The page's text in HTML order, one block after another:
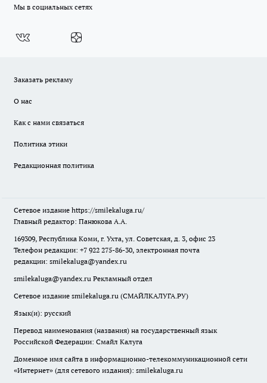
Мы в социальных сетях
Заказать рекламу
О нас
Как с нами связаться
Политика этики
Редакционная политика
Сетевое издание https://smilekaluga.ru/
Главный редактор: Панюкова А.А.
169309, Республика Коми, г. Ухта, ул. Советская, д. 3, офис 23
Телефон редакции: +7 922 275-86-30, электронная почта
редакции: smilekaluga@yandex.ru
smilekaluga@yandex.ru Рекламный отдел
Сетевое издание smilekaluga.ru (СМАЙЛКАЛУГА.РУ)
Язык(и): русский
Перевод наименования (названия) на государственный язык
Российской Федерации: Смайл Калуга
Доменное имя сайта в информационно-телекоммуникационной сети
«Интернет» (для сетевого издания): smilekaluga.ru